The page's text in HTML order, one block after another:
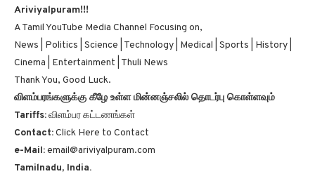
A Tamil YouTube Media Channel Focusing on,
News | Politics | Science | Technology | Medical | Sports | History |
Cinema | Entertainment | Thuli News
Thank You, Good Luck.
விளம்பரங்களுக்கு கீழே உள்ள மின்னஞ்சலில் தொடர்பு கொள்ளவும்
Tariffs:விளம்பர கட்டணங்கள்
Contact:Click Here to Contact
e-Mail: email@ariviyalpuram.com
Tamilnadu, India.